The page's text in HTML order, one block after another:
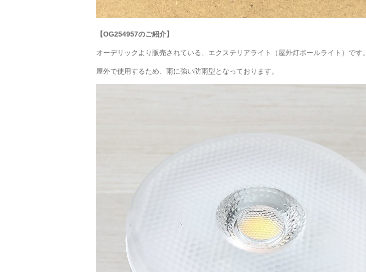
【OG254957のご紹介】
オーデリックより販売されている、エクステリアライト（屋外灯ポールライト）です。
屋外で使用するため、雨に強い防雨型となっております。